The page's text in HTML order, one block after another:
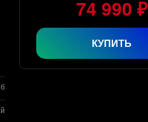
74 990 ₽
КУПИТЬ